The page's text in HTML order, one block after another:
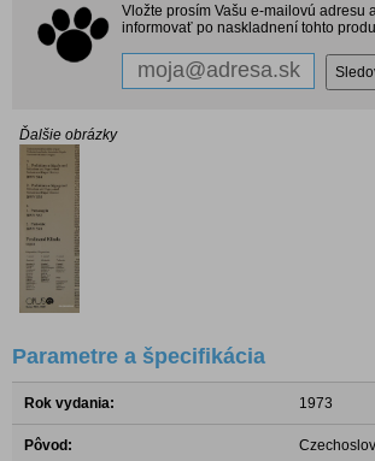
Vložte prosím Vašu e-mailovú adresu
informovať po naskladnení tohto
Ďalšie obrázky
Parametre a špecifikácia
Rok vydania: 1973
Pôvod: